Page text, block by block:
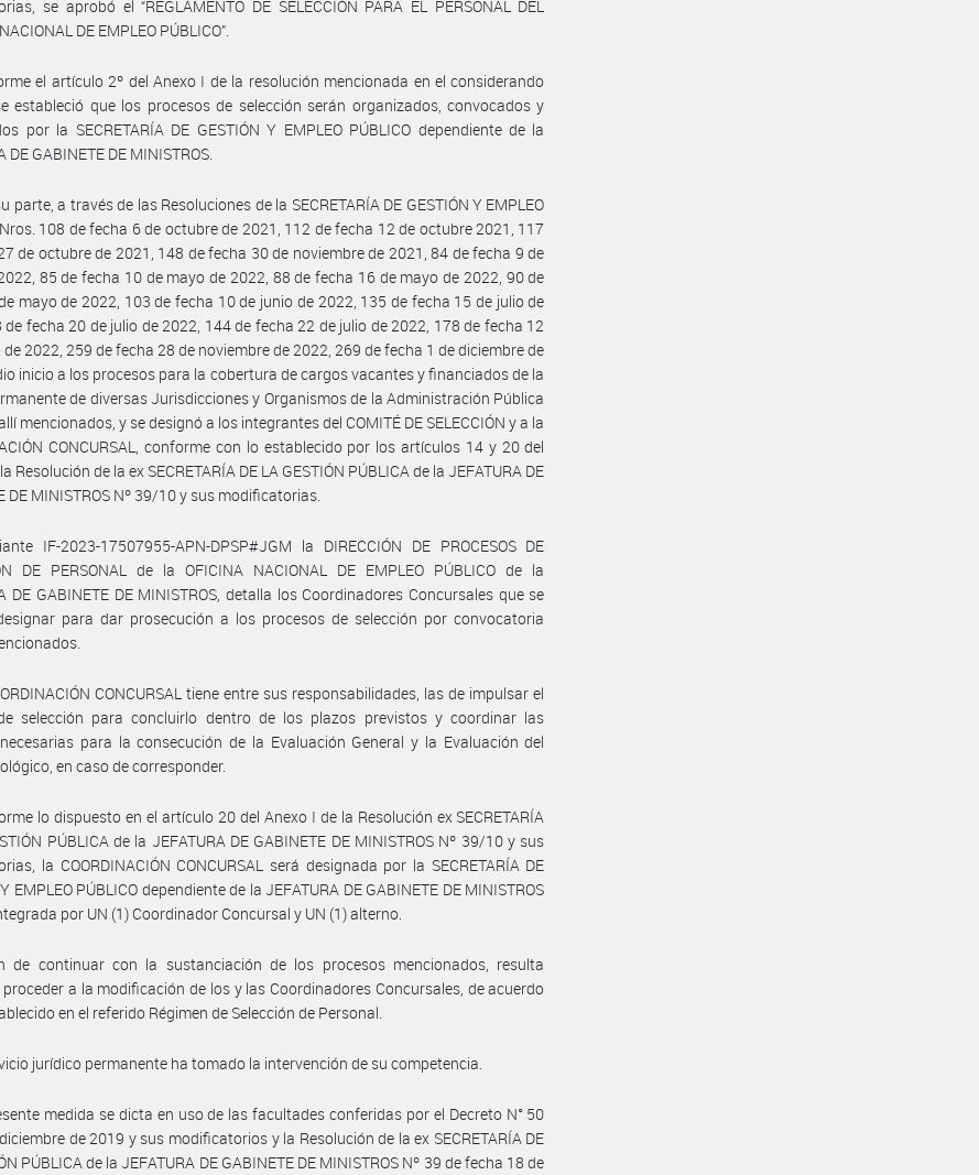
se aprobó el “REGLAMENTO DE SELECCIÓN PARA EL PERSONAL DEL
DE EMPLEO PÚBLICO”.
el artículo 2º del Anexo I de la resolución mencionada en el considerando
estableció que los procesos de selección serán organizados, convocados y
por la SECRETARÍA DE GESTIÓN Y EMPLEO PÚBLICO dependiente de la
DE GABINETE DE MINISTROS.
parte, a través de las Resoluciones de la SECRETARÍA DE GESTIÓN Y EMPLEO
108 de fecha 6 de octubre de 2021, 112 de fecha 12 de octubre 2021, 117
de octubre de 2021, 148 de fecha 30 de noviembre de 2021, 84 de fecha 9 de
85 de fecha 10 de mayo de 2022, 88 de fecha 16 de mayo de 2022, 90 de
mayo de 2022, 103 de fecha 10 de junio de 2022, 135 de fecha 15 de julio de
de fecha 20 de julio de 2022, 144 de fecha 22 de julio de 2022, 178 de fecha 12
2022, 259 de fecha 28 de noviembre de 2022, 269 de fecha 1 de diciembre de
inicio a los procesos para la cobertura de cargos vacantes y financiados de la
de diversas Jurisdicciones y Organismos de la Administración Pública
mencionados, y se designó a los integrantes del COMITÉ DE SELECCIÓN y a la
CONCURSAL, conforme con lo establecido por los artículos 14 y 20 del
Resolución de la ex SECRETARÍA DE LA GESTIÓN PÚBLICA de la JEFATURA DE
DE MINISTROS Nº 39/10 y sus modificatorias.
IF-2023-17507955-APN-DPSP#JGM la DIRECCIÓN DE PROCESOS DE
DE PERSONAL de la OFICINA NACIONAL DE EMPLEO PÚBLICO de la
DE GABINETE DE MINISTROS, detalla los Coordinadores Concursales que se
para dar prosecución a los procesos de selección por convocatoria
CONCURSAL tiene entre sus responsabilidades, las de impulsar el
selección para concluirlo dentro de los plazos previstos y coordinar las
para la consecución de la Evaluación General y la Evaluación del
en caso de corresponder.
lo dispuesto en el artículo 20 del Anexo I de la Resolución ex SECRETARÍA
PÚBLICA de la JEFATURA DE GABINETE DE MINISTROS Nº 39/10 y sus
la COORDINACIÓN CONCURSAL será designada por la SECRETARÍA DE
EMPLEO PÚBLICO dependiente de la JEFATURA DE GABINETE DE MINISTROS
por UN (1) Coordinador Concursal y UN (1) alterno.
de continuar con la sustanciación de los procesos mencionados, resulta
a la modificación de los y las Coordinadores Concursales, de acuerdo
en el referido Régimen de Selección de Personal.
jurídico permanente ha tomado la intervención de su competencia.
medida se dicta en uso de las facultades conferidas por el Decreto N° 50
de 2019 y sus modificatorios y la Resolución de la ex SECRETARÍA DE
PÚBLICA de la JEFATURA DE GABINETE DE MINISTROS Nº 39 de fecha 18 de